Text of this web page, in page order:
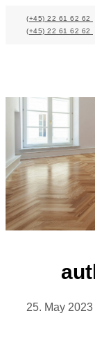
(+45) 22 61 62 62
(+45) 22 61 62 62
25. May 2023